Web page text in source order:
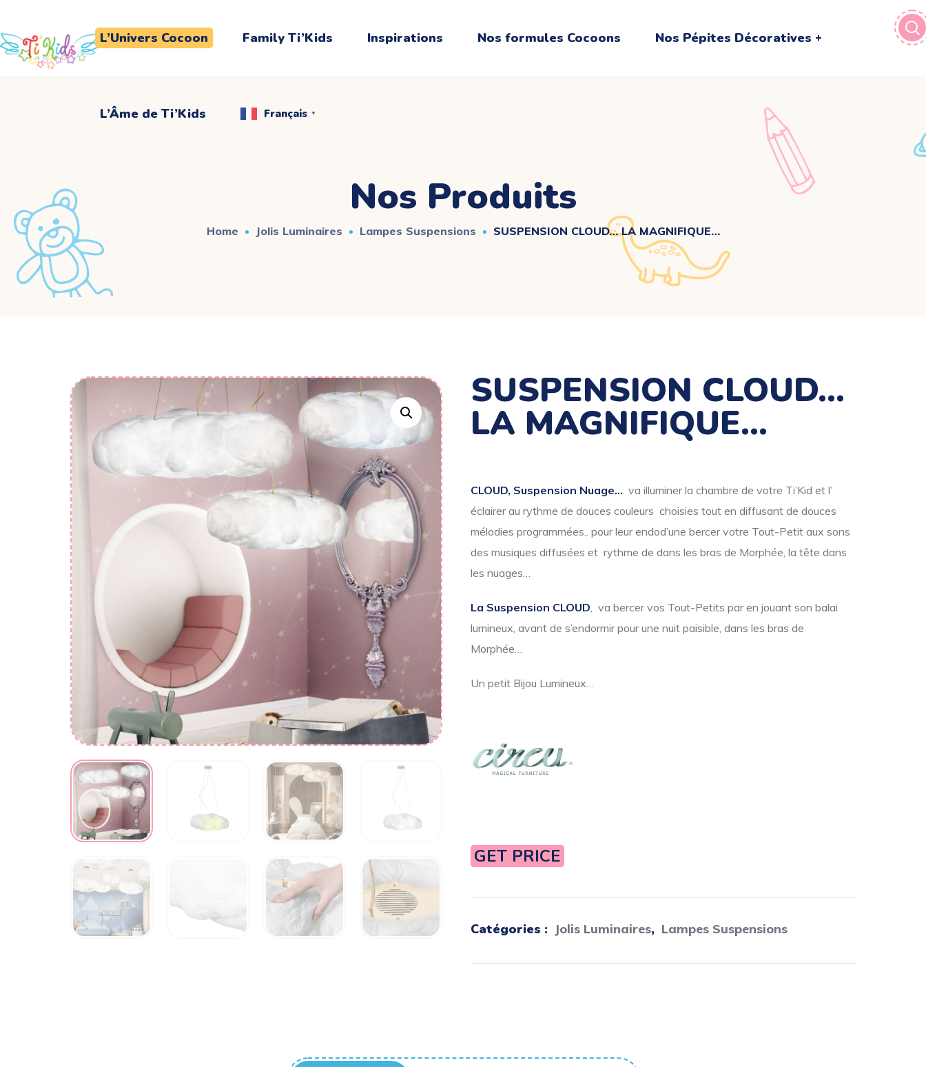
L’Univers Cocoon Family Ti’Kids Inspirations Nos formules Cocoons Nos Pépites Décoratives
L’Âme de Ti’Kids Français ▼
L’Âme de Ti’Kids Français ▼
Nos Produits
Home Jolis Luminaires Lampes Suspensions SUSPENSION CLOUD… LA MAGNIFIQUE…
SUSPENSION CLOUD…
LA MAGNIFIQUE…
CLOUD, Suspension Nuage… va illuminer la chambre de votre Ti’Kid et l’
éclairer au rythme de douces couleurs choisies tout en diffusant de douces
mélodies programmées.. pour leur endod’une bercer votre Tout-Petit aux sons
des musiques diffusées et rythme de dans les bras de Morphée, la tête dans
les nuages…
La Suspension CLOUD, va bercer vos Tout-Petits par en jouant son balai
lumineux, avant de s’endormir pour une nuit paisible, dans les bras de
Morphée…
Un petit Bijou Lumineux…
GET PRICE
Catégories : Jolis Luminaires, Lampes Suspensions